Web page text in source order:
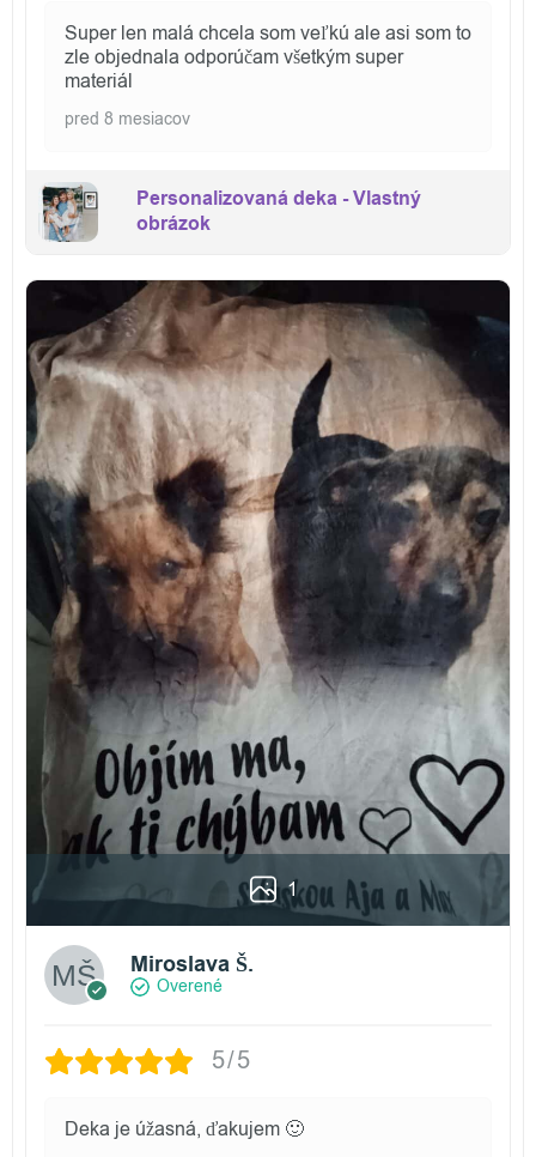
Super len malá chcela som veľkú ale asi som to
zle objednala odporúčam všetkým super
materiál
pred 8 mesiacov
Personalizovaná deka - Vlastný
obrázok
1
Miroslava Š.
Overené
5/5
Deka je úžasná, ďakujem 🙂